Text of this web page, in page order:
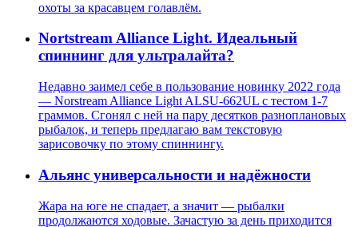
охоты за красавцем голавлём.
Nortstream Alliance Light. Идеальный
спиннинг для ультралайта?
Недавно заимел себе в пользование новинку 2022 года
— Norstream Alliance Light ALSU-662UL с тестом 1-7
граммов. Сгонял с ней на пару десятков разноплановых
рыбалок, и теперь предлагаю вам текстовую
зарисовочку по этому спиннингу.
Альянс универсальности и надёжности
Жара на юге не спадает, а значит — рыбалки
продолжаются ходовые. Зачастую за день приходится